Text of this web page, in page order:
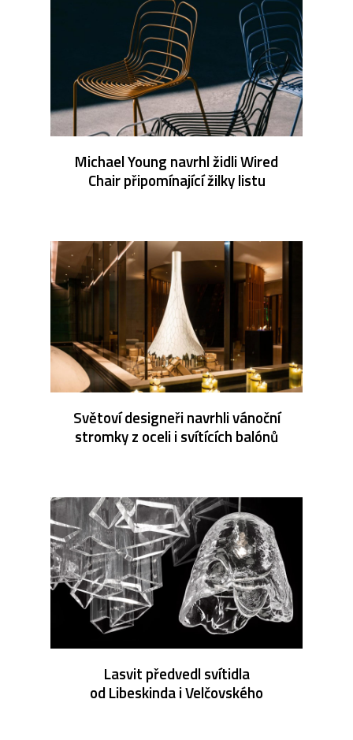
Michael Young navrhl židli Wired
Chair připomínající žilky listu
Světoví designeři navrhli vánoční
stromky z oceli i svítících balónů
Lasvit předvedl svítidla
od Libeskinda i Velčovského